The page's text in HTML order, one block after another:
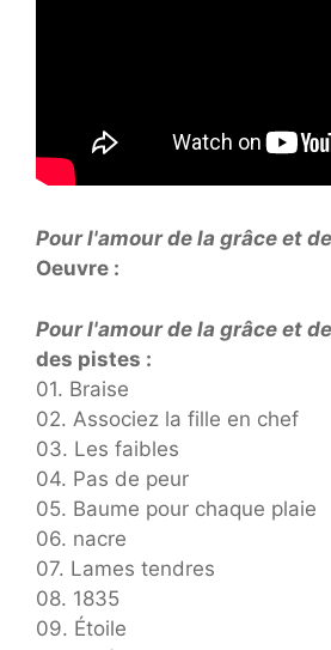
Pour l'amour de la grâce et
Oeuvre :
Pour l'amour de la grâce et
des pistes :
01. Braise
02. Associez la fille en chef
03. Les faibles
04. Pas de peur
05. Baume pour chaque plaie
06. nacre
07. Lames tendres
08. 1835
09. Étoile